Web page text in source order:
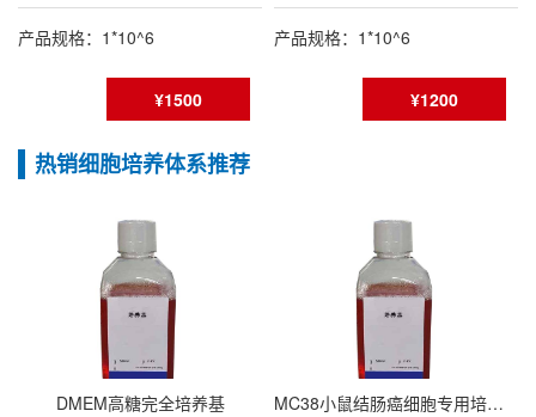
产品规格：1*10^6
¥1500
产品规格：1*10^6
¥1200
热销细胞培养体系推荐
DMEM高糖完全培养基 MC38小鼠结肠癌细胞专用培养基